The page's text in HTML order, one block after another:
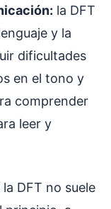
la DFT
y la
dificultades
en el tono y
comprender
leer y
la DFT no suele